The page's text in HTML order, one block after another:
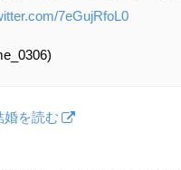
7eGujRfoL0
婚を読む